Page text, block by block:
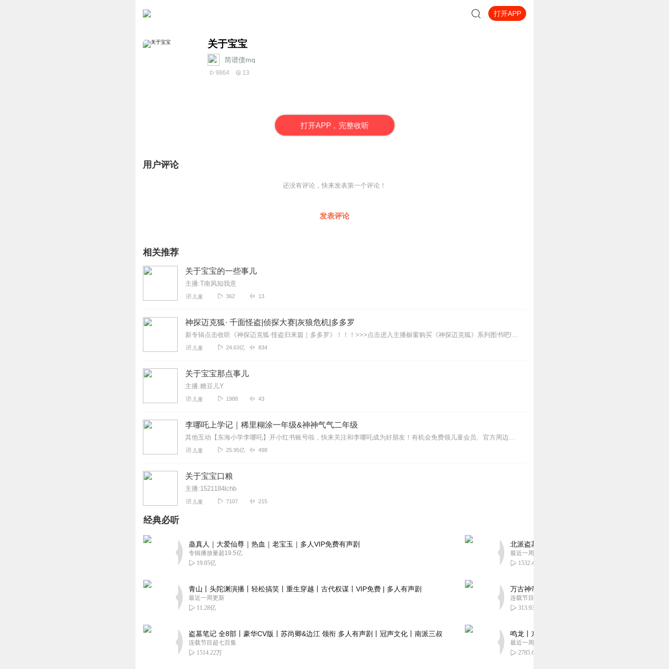
打开APP
关于宝宝
简谱债mq
9864 13
打开APP，完整收听
用户评论
还没有评论，快来发表第一个评论！
发表评论
相关推荐
关于宝宝的一些事儿
主播:T南风知我意
儿童 362 13
神探迈克狐· 千面怪盗|侦探大赛|灰狼危机|多多罗
新专辑点击收听《神探迈克狐·怪盗归来篇｜多多罗》！！！>>>点击进入主播橱窗购买《神探迈克狐》系列图书吧!<<<多多罗故事【点击前往】收听多多罗其他好玩有趣的故...
儿童 24.63亿 834
关于宝宝那点事儿
主播:糖豆儿Y
儿童 1988 43
李哪吒上学记｜稀里糊涂一年级&神神气气二年级
其他互动【东海小学李哪吒】开小红书账号啦，快来关注和李哪吒成为好朋友！有机会免费领儿童会员、官方周边！【点击加入】东海小学广播站圈子，更多互动！李哪吒全新冒险番...
儿童 25.95亿 498
关于宝宝口粮
主播:1521184lchb
儿童 7107 215
经典必听
蛊真人｜大爱仙尊｜热血｜老宝玉｜多人VIP免费有声剧
专辑播放量超19.5亿
19.05亿
青山丨头陀渊演播丨轻松搞笑丨重生穿越丨古代权谋丨VIP免费 | 多人有声剧
最近一周更新
11.28亿
盗墓笔记 全8部丨豪华CV版丨苏尚卿&边江 领衔 多人有声剧丨冠声文化丨南派三叔
连载节目超七百集
1514.22万
北派盗墓笔记丨头陀渊出品丨悬疑灵异丨摸金校尉
最近一周更新
1532.41万
万古神帝丨玄幻丨热血丨紫襟团队演播丨多人有声
连载节目超二百集
313.93万
鸣龙丨东方玄幻丨紫襟团队丨轻松搞笑丨多人有声
最近一周更新
2785.61万